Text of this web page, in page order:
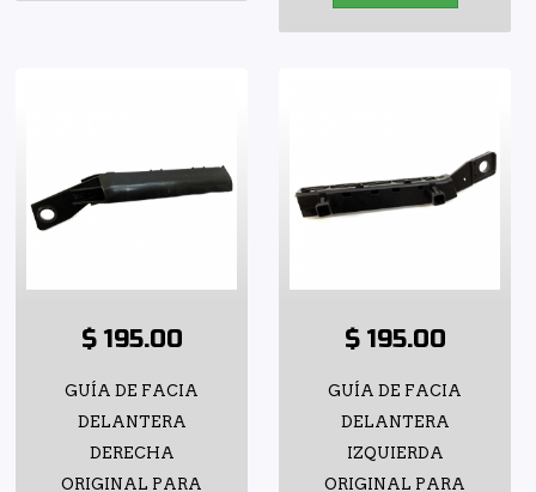
$ 195.00
GUÍA DE FACIA
DELANTERA
DERECHA
ORIGINAL PARA
$ 195.00
GUÍA DE FACIA
DELANTERA
IZQUIERDA
ORIGINAL PARA